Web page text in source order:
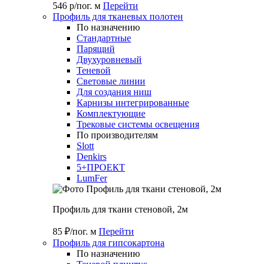
546 р/пог. м Перейти
Профиль для тканевых полотен
По назначению
Стандартные
Парящий
Двухуровневый
Теневой
Световые линии
Для создания ниш
Карнизы интегрированные
Комплектующие
Трековые системы освещения
По производителям
Slott
Denkirs
5+ПРОЕКТ
LumFer
Профиль для ткани стеновой, 2м
85 ₽/пог. м Перейти
Профиль для гипсокартона
По назначению